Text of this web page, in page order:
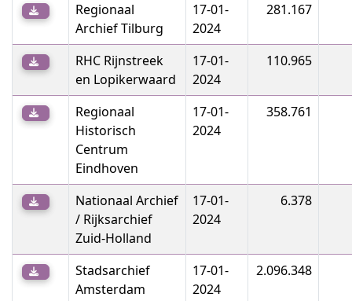
Regionaal
Archief Tilburg
17-01-
2024
281.167
RHC Rijnstreek
en Lopikerwaard
17-01-
2024
110.965
Regionaal
Historisch
Centrum
Eindhoven
17-01-
2024
358.761
Nationaal Archief
/ Rijksarchief
Zuid-Holland
17-01-
2024
6.378
Stadsarchief
Amsterdam
17-01-
2024
2.096.348